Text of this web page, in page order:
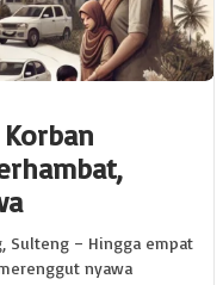
Sulteng – Hingga empat
nyawa